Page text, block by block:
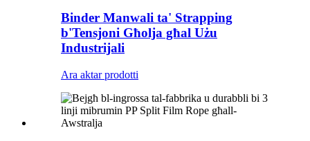
Binder Manwali ta' Strapping
b'Tensjoni Għolja għal Użu
Industrijali
Ara aktar prodotti